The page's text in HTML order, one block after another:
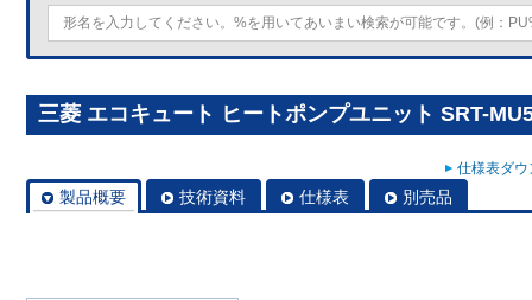
三菱 エコキュート ヒートポンプユニット SRT-
仕様表ダ
製品概要 技術資料 仕様表 別売品